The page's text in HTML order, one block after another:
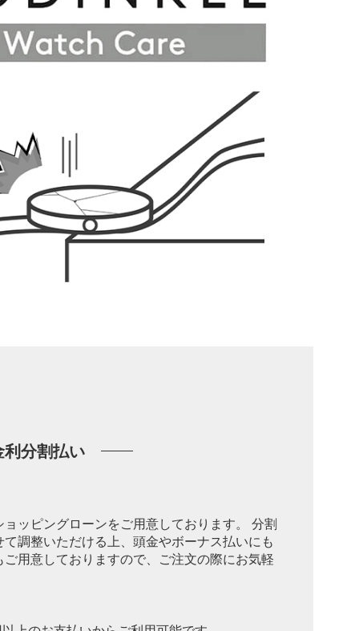
利分割払い
ッピングローンをご用意しております。 分割
調整いただける上、頭金やボーナス払いにも
用意しておりますので、ご注文の際にお気軽